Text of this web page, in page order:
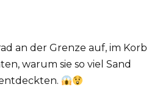
an der Grenze auf, im Korb
warum sie so viel Sand